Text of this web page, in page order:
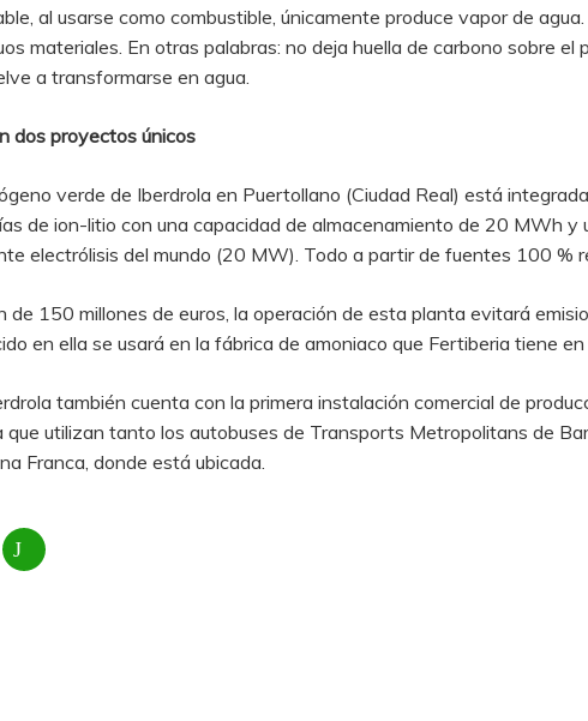
al usarse como combustible, únicamente produce vapor de
materiales. En otras palabras: no deja huella de carbono sobre
a transformarse en agua.
dos proyectos únicos
verde de Iberdrola en Puertollano (Ciudad Real) está
de ion-litio con una capacidad de almacenamiento de 20 MWh y
electrólisis del mundo (20 MW). Todo a partir de fuentes 100 %
de 150 millones de euros, la operación de esta planta evitará
en ella se usará en la fábrica de amoniaco que Fertiberia tiene
también cuenta con la primera instalación comercial de
que utilizan tanto los autobuses de Transports Metropolitans de
Franca, donde está ubicada.